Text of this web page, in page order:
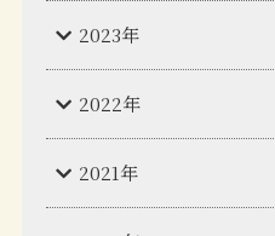
2023年
2022年
2021年